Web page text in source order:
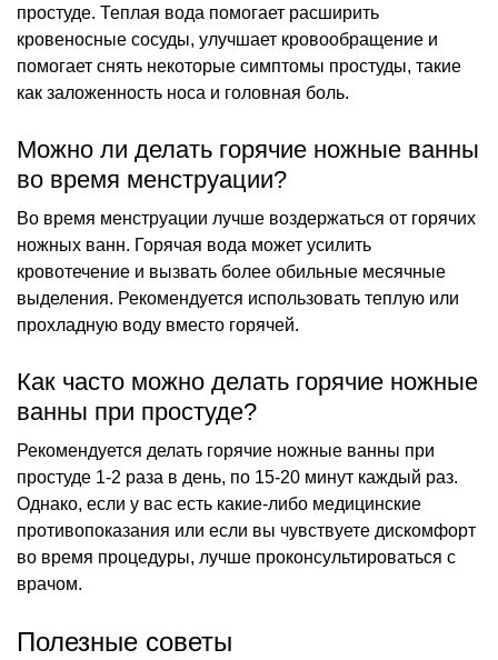
простуде. Теплая вода помогает расширить
кровеносные сосуды, улучшает кровообращение и
помогает снять некоторые симптомы простуды, такие
как заложенность носа и головная боль.
Можно ли делать горячие ножные ванны
во время менструации?
Во время менструации лучше воздержаться от горячих
ножных ванн. Горячая вода может усилить
кровотечение и вызвать более обильные месячные
выделения. Рекомендуется использовать теплую или
прохладную воду вместо горячей.
Как часто можно делать горячие ножные
ванны при простуде?
Рекомендуется делать горячие ножные ванны при
простуде 1-2 раза в день, по 15-20 минут каждый раз.
Однако, если у вас есть какие-либо медицинские
противопоказания или если вы чувствуете дискомфорт
во время процедуры, лучше проконсультироваться с
врачом.
Полезные советы